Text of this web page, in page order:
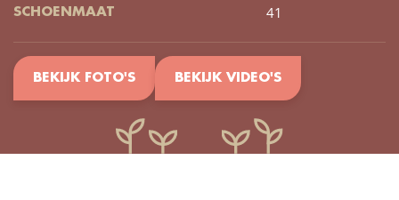
SCHOENMAAT 41
BEKIJK FOTO'S BEKIJK VIDEO'S